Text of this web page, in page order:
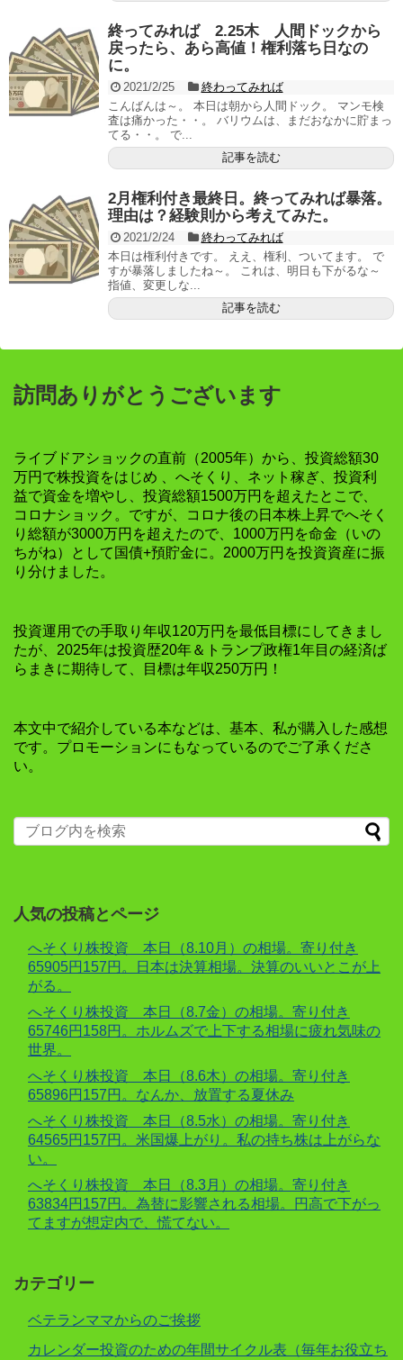
終ってみれば 2.25木 人間ドックから
戻ったら、あら高値！権利落ち日なの
に。
2021/2/25
終わってみれば
こんばんは～。 本日は朝から人間ドック。 マンモ検
査は痛かった・・。 バリウムは、まだおなかに貯まっ
てる・・。 で...
記事を読む
2月権利付き最終日。終ってみれば暴落。
理由は？経験則から考えてみた。
2021/2/24
終わってみれば
本日は権利付きです。 ええ、権利、ついてます。 で
すが暴落しましたね～。 これは、明日も下がるな～
指値、変更しな...
記事を読む
訪問ありがとうございます
ライブドアショックの直前（2005年）から、投資総額30
万円で株投資をはじめ 、へそくり、ネット稼ぎ、投資利
益で資金を増やし、投資総額1500万円を超えたとこで、
コロナショック。ですが、コロナ後の日本株上昇でへそく
り総額が3000万円を超えたので、1000万円を命金（いの
ちがね）として国債+預貯金に。2000万円を投資資産に振
り分けました。
投資運用での手取り年収120万円を最低目標にしてきまし
たが、2025年は投資歴20年＆トランプ政権1年目の経済ば
らまきに期待して、目標は年収250万円！
本文中で紹介している本などは、基本、私が購入した感想
です。プロモーションにもなっているのでご了承くださ
い。
人気の投稿とページ
へそくり株投資 本日（8.10月）の相場。寄り付き
65905円157円。日本は決算相場。決算のいいとこが上
がる。
へそくり株投資 本日（8.7金）の相場。寄り付き
65746円158円。ホルムズで上下する相場に疲れ気味の
世界。
へそくり株投資 本日（8.6木）の相場。寄り付き
65896円157円。なんか、放置する夏休み
へそくり株投資 本日（8.5水）の相場。寄り付き
64565円157円。米国爆上がり。私の持ち株は上がらな
い。
へそくり株投資 本日（8.3月）の相場。寄り付き
63834円157円。為替に影響される相場。円高で下がっ
てますが想定内で、慌てない。
カテゴリー
ベテランママからのご挨拶
カレンダー投資のための年間サイクル表（毎年お役立ち